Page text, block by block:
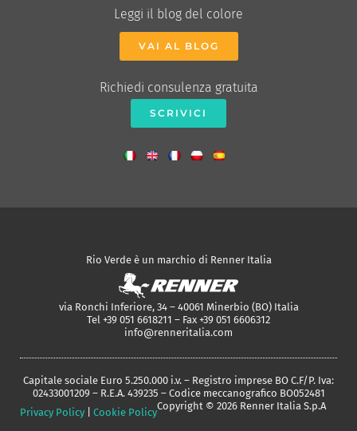
Leggi il blog del colore
VAI AL BLOG
Richiedi consulenza gratuita
SCRIVICI
Rio Verde è un marchio di Renner Italia
via Ronchi Inferiore, 34 – 40061 Minerbio (BO) Italia
Tel +39 051 6618211 – Fax +39 051 6606312
info@renneritalia.com
Capitale sociale Euro 5.250.000 i.v. – Registro imprese BO C.F/P. Iva:
02433001209 – R.E.A. 439235 – Codice meccanografico BO052481
Privacy Policy
Cookie Policy
Copyright © 2026 Renner Italia S.p.A